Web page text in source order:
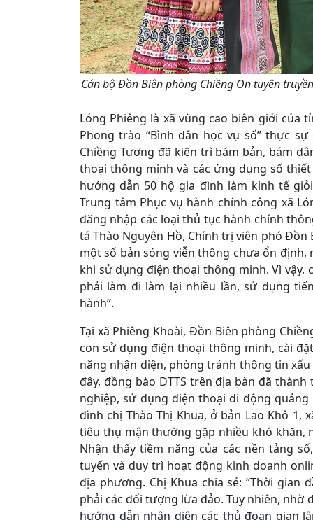
Cán bộ Đồn Biên phòng Chiềng On tuyên
Lóng Phiêng là xã vùng cao biên giới của
Phong trào “Bình dân học vụ số” thực
Chiềng Tương đã kiên trì bám bản, bám
thoại thông minh và các ứng dụng số
hướng dẫn 50 hộ gia đình làm kinh tế
Trung tâm Phục vụ hành chính công xã
đăng nhập các loại thủ tục hành chính
tá Thào Nguyên Hồ, Chính trị viên phó Đồn
một số bản sóng viễn thông chưa ổn
khi sử dụng điện thoại thông minh. Vì
phải làm đi làm lại nhiều lần, sử dụng
hành”.
Tại xã Phiêng Khoài, Đồn Biên phòng
con sử dụng điện thoại thông minh, cài
năng nhận diện, phòng tránh thông tin
đây, đồng bào DTTS trên địa bàn đã
nghiệp, sử dụng điện thoại di động
đình chị Thào Thị Khua, ở bản Lao Khô 1,
tiêu thụ mận thường gặp nhiều khó khăn,
Nhận thấy tiềm năng của các nền tảng
tuyến và duy trì hoạt động kinh doanh
địa phương. Chị Khua chia sẻ: “Thời
phải các đối tượng lừa đảo. Tuy nhiên,
hướng dẫn nhận diện các thủ đoạn gian